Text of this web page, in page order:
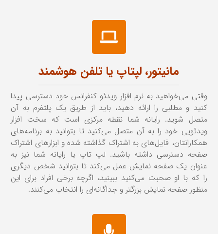
مانیتور، لپتاپ یا تلفن هوشمند
وقتی می‌خواهید به نرم افزار ویدئو کنفرانس خود دسترسی پیدا
کنید و مطلبی را ارائه دهید، باید از طریق یک پلتفرم به آن
متصل ‌شوید. رایانه شما نقطه مرکزی است که سخت افزار
ویدئویی خود را به آن متصل می‌کنید تا بتوانید به برنامه‌های
همکارانتان، فایل‌های به اشتراک گذاشته شده و ابزارهای اشتراک
صفحه دسترسی داشته باشید. لپ تاپ یا رایانه شما نیز به
عنوان یک صفحه نمایش عمل می‌کند تا بتوانید شخص دیگری
را که با او صحبت می‌کنید ببینید‌، اگرچه برخی افراد برای این
منظور صفحه نمایش بزرگتر و جداگانه‌ای را انتخاب می‌کنند.